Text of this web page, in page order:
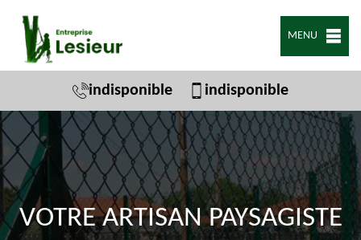
MENU
indisponible indisponible
VOTRE ARTISAN PAYSAGISTE